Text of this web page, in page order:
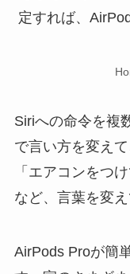
Siriへの命令を複
で言い方を変え
「エアコンをつ
など、言葉を変
AirPods Proが簡